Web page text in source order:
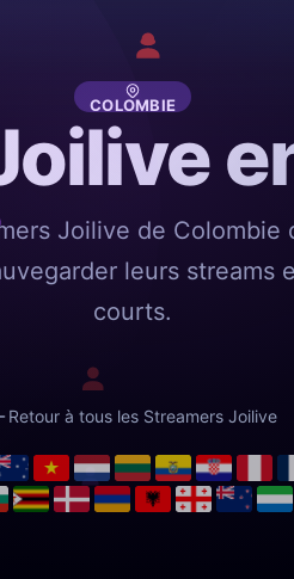
COLOMBIE
Joilive de
leurs streams
courts.
Retour à tous les Streamers Joilive